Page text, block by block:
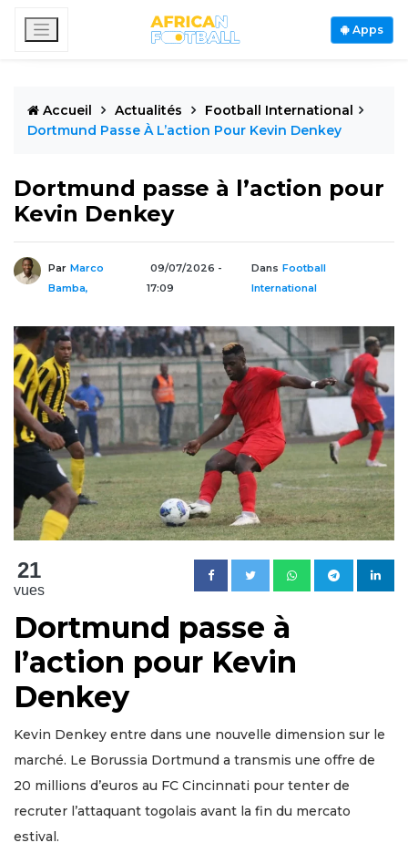
Apps
Accueil Actualités
Football International
Dortmund Passe À L’action Pour Kevin Denkey
Dortmund passe à l’action pour
Kevin Denkey
Par Marco
Bamba,
09/07/2026 -
17:09
Dans Football
International
21
vues
Dortmund passe à
l’action pour Kevin
Denkey
Kevin Denkey entre dans une nouvelle dimension sur le
marché. Le Borussia Dortmund a transmis une offre de
20 millions d’euros au FC Cincinnati pour tenter de
recruter l’attaquant togolais avant la fin du mercato
estival.